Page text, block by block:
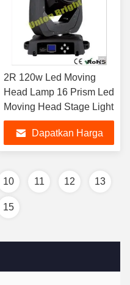
2R 120w Led Moving
Head Lamp 16 Prism Led
Moving Head Stage Light
Dapatkan Harga
10 11 12 13
15